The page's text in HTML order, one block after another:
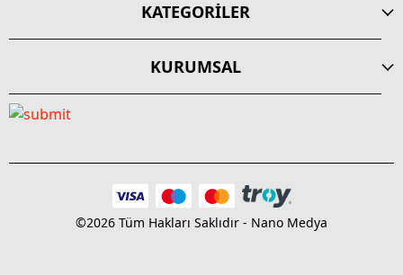
KATEGORİLER
KURUMSAL
©2026 Tüm Hakları Saklıdır - Nano Medya